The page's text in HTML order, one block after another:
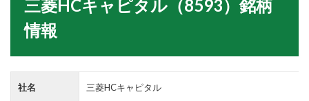
三菱HCキャピタル（8593）銘柄
情報
社名 三菱HCキャピタル